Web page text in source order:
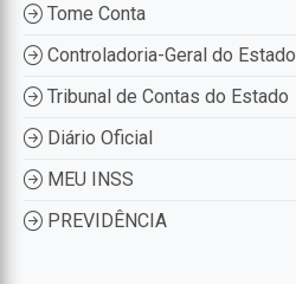
Tome Conta
Controladoria-Geral do Estado
Tribunal de Contas do Estado
Diário Oficial
MEU INSS
PREVIDÊNCIA